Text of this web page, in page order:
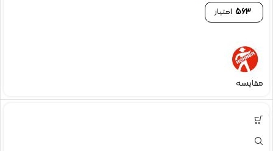
563 امتیاز
مقایسه